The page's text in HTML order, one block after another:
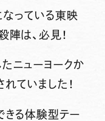
なっている東映
陣は、必見！
ニューヨークか
ていました！
きる体験型テー